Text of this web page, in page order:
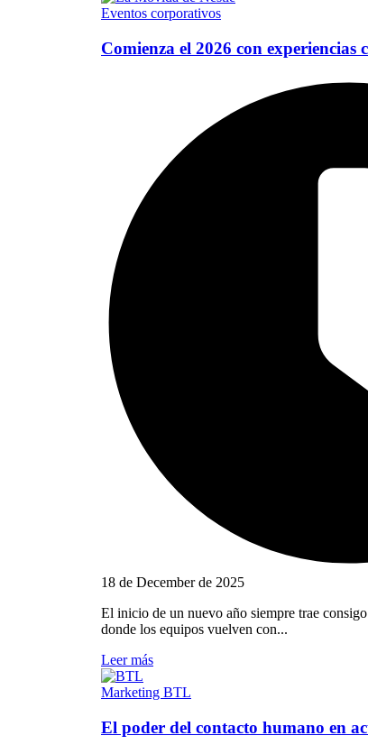
Eventos corporativos
Comienza el 2026 con
18 de December de 2025
El inicio de un nuevo año siempre trae
donde los equipos vuelven con...
Leer más
Marketing BTL
El poder del contacto humano en